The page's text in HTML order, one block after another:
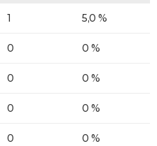
1 5,0 %
0 0 %
0 0 %
0 0 %
0 0 %